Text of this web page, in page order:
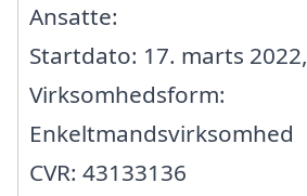
Ansatte:
Startdato: 17. marts 2022,
Virksomhedsform:
Enkeltmandsvirksomhed
CVR: 43133136